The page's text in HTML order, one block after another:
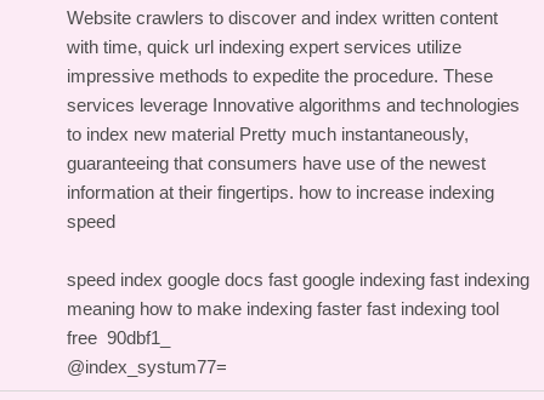
Website crawlers to discover and index written content
with time, quick url indexing expert services utilize
impressive methods to expedite the procedure. These
services leverage Innovative algorithms and technologies
to index new material Pretty much instantaneously,
guaranteeing that consumers have use of the newest
information at their fingertips. how to increase indexing
speed
speed index google docs fast google indexing fast indexing
meaning how to make indexing faster fast indexing tool
free 90dbf1_
@index_systum77=